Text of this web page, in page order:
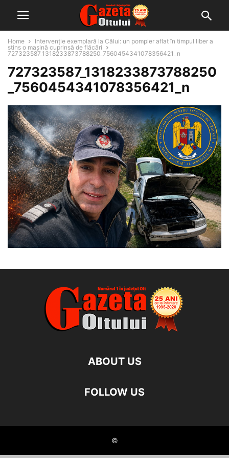
Home
Intervenție exemplară la Călui: un pompier aflat în timpul liber a
stins o mașină cuprinsă de flăcări
727323587_1318233873788250_7560454341078356421_n
727323587_1318233873788250
_7560454341078356421_n
ABOUT US
FOLLOW US
©